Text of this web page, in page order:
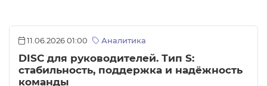
11.06.2026 01:00 Аналитика
DISC для руководителей. Тип S:
стабильность, поддержка и надёжность
команды